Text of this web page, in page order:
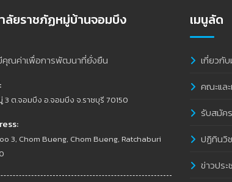
ลัยราชภัฏหมู่บ้านจอมบึง
คุณค่าเพื่อการพัฒนาที่ยั่งยืน
3 ต.จอมบึง อ.จอมบึง จ.ราชบุรี 70150
3, Chom Bueng, Chom Bueng, Ratchaburi
เมนูลัด
เกี่ยวกั
คณะแล
รับสมัค
ปฏิทินวิ
ข่าวปร